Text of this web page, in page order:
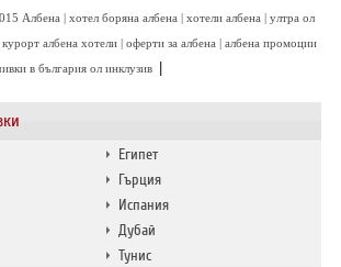
Египет
Гърция
Испания
Дубай
Тунис
Албена | хотел боряна албена | хотели албена | ултра ол
курорт албена хотели | оферти за албена | албена промоции
в българия ол инклузив |